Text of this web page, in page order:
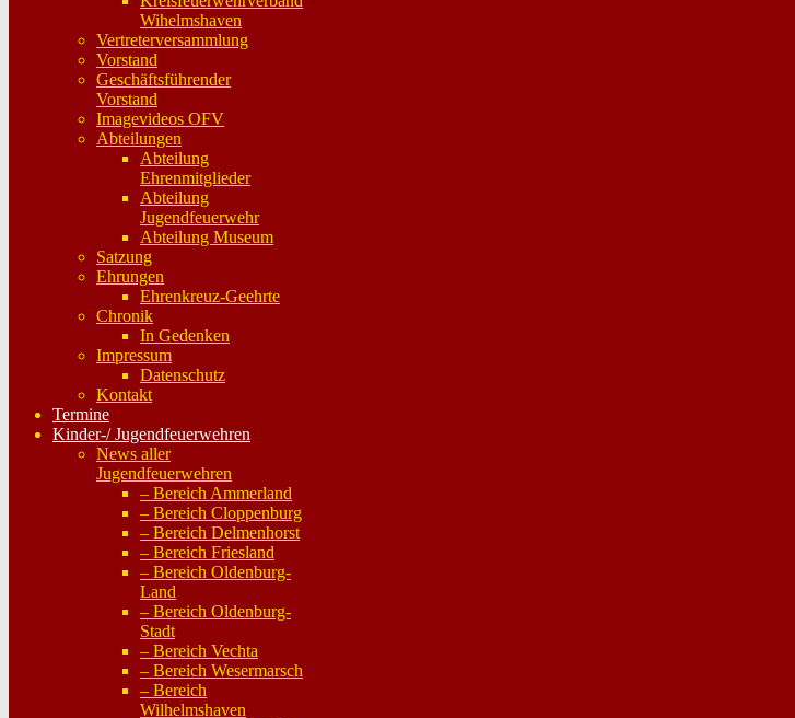
Wihelmshaven
Vertreterversammlung
Vorstand
Geschäftsführender
Vorstand
Imagevideos OFV
Abteilungen
Abteilung
Ehrenmitglieder
Abteilung
Jugendfeuerwehr
Abteilung Museum
Satzung
Ehrungen
Ehrenkreuz-Geehrte
Chronik
In Gedenken
Impressum
Datenschutz
Kontakt
Termine
Kinder-/ Jugendfeuerwehren
News aller
Jugendfeuerwehren
– Bereich Ammerland
– Bereich Cloppenburg
– Bereich Delmenhorst
– Bereich Friesland
– Bereich Oldenburg-
Land
– Bereich Oldenburg-
Stadt
– Bereich Vechta
– Bereich Wesermarsch
– Bereich
Wilhelmshaven